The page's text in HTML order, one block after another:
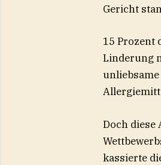
Gericht
15 Prozent
Linderung
Doch diese
kassierte